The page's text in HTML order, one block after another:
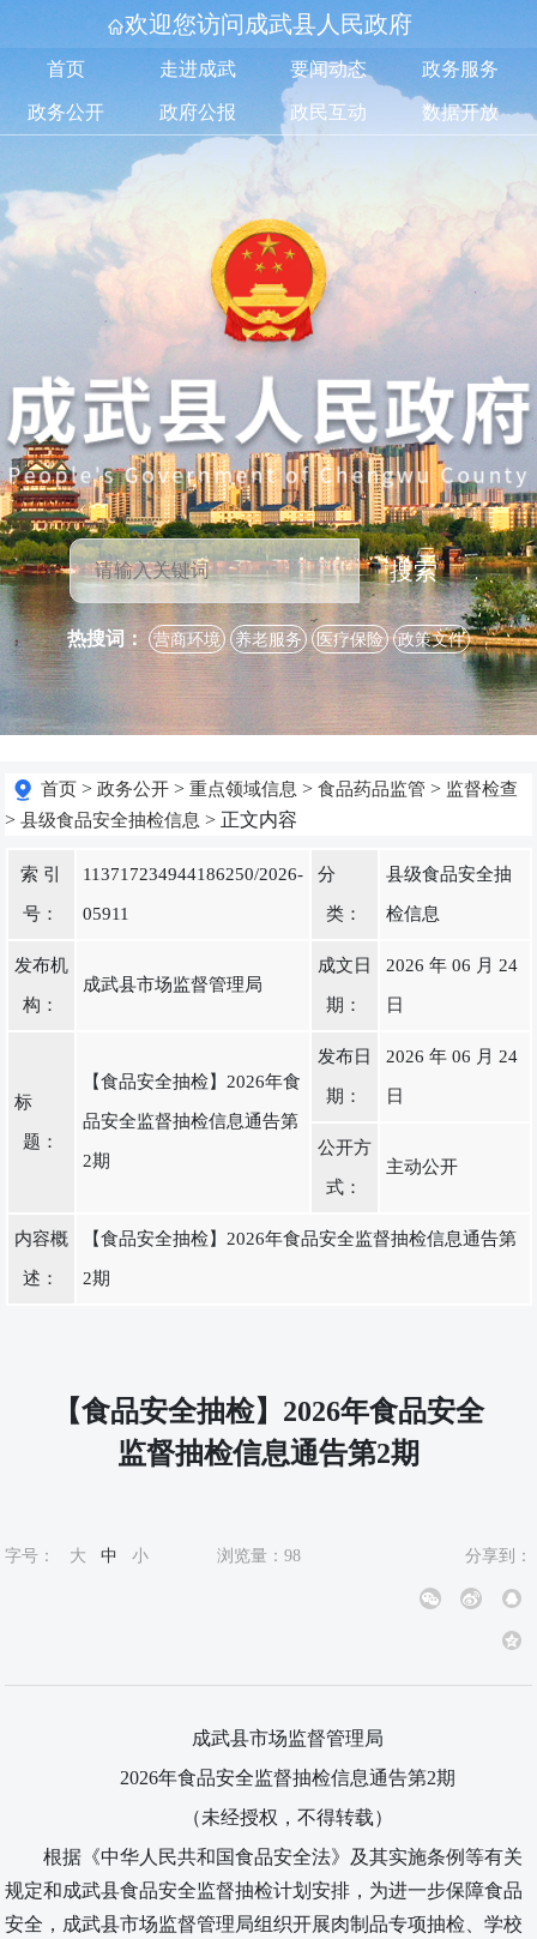
欢迎您访问成武县人民政府
首页 走进成武 要闻动态 政务服务
政务公开 政府公报 政民互动 数据开放
搜索
热搜词： 营商环境 养老服务 医疗保险 政策文件
首页 >政务公开 >重点领域信息 >食品药品监管 > 监督检查
>县级食品安全抽检信息 > 正文内容
索 引
号：
113717234944186250/2026-
05911
分
类：
县级食品安全抽
检信息
发布机
构：
成武县市场监督管理局
成文日
期：
2026 年 06 月 24
日
标
题：
【食品安全抽检】2026年食
品安全监督抽检信息通告第
2期
发布日
期：
2026 年 06 月 24
日
公开方
式：
主动公开
内容概
述：
【食品安全抽检】2026年食品安全监督抽检信息通告第
2期
【食品安全抽检】2026年食品安全
监督抽检信息通告第2期
字号： 大 中 小 浏览量：98 分享到：
成武县市场监督管理局
2026年食品安全监督抽检信息通告第2期
（未经授权，不得转载）
根据《中华人民共和国食品安全法》及其实施条例等有关
规定和成武县食品安全监督抽检计划安排，为进一步保障食品
安全，成武县市场监督管理局组织开展肉制品专项抽检、学校